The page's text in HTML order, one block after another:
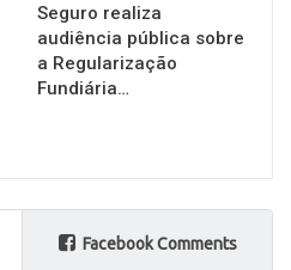
Seguro realiza
audiência pública sobre
a Regularização
Fundiária…
Facebook Comments